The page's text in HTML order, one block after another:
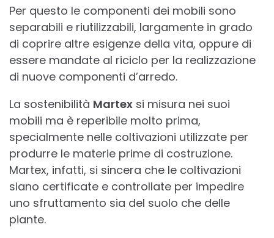
Per questo le componenti dei mobili sono
separabili e riutilizzabili, largamente in grado
di coprire altre esigenze della vita, oppure di
essere mandate al riciclo per la realizzazione
di nuove componenti d’arredo.
La sostenibilità Martex si misura nei suoi
mobili ma è reperibile molto prima,
specialmente nelle coltivazioni utilizzate per
produrre le materie prime di costruzione.
Martex, infatti, si sincera che le coltivazioni
siano certificate e controllate per impedire
uno sfruttamento sia del suolo che delle
piante.